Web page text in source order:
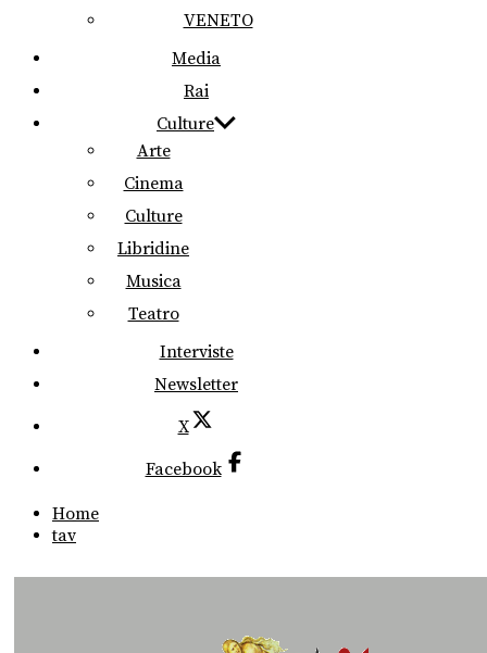
VENETO
Media
Rai
Culture
Arte
Cinema
Culture
Libridine
Musica
Teatro
Interviste
Newsletter
X
Facebook
Home
tav